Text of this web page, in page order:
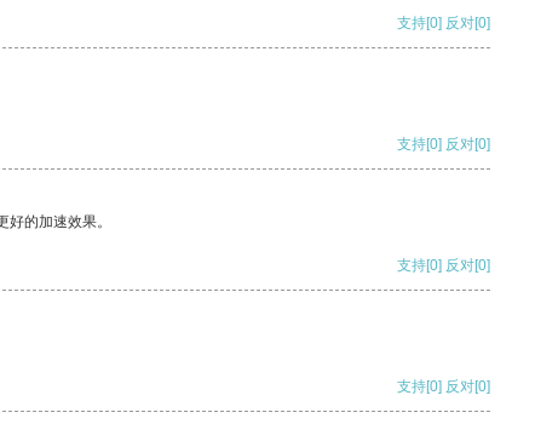
支持[0] 反对[0]
支持[0] 反对[0]
的加速效果。
支持[0] 反对[0]
支持[0] 反对[0]